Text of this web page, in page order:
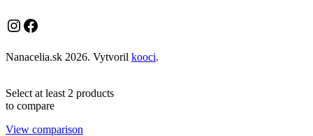
Instagram
Facebook
Nanacelia.sk 2026. Vytvoril kooci.
Select at least 2 products
to compare
View comparison